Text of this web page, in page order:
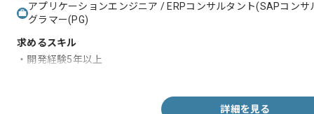
アプリケーションエンジニア / ERPコンサルタント(SAPコン
グラマー(PG)
求めるスキル
・開発経験5年以上
詳細を見る